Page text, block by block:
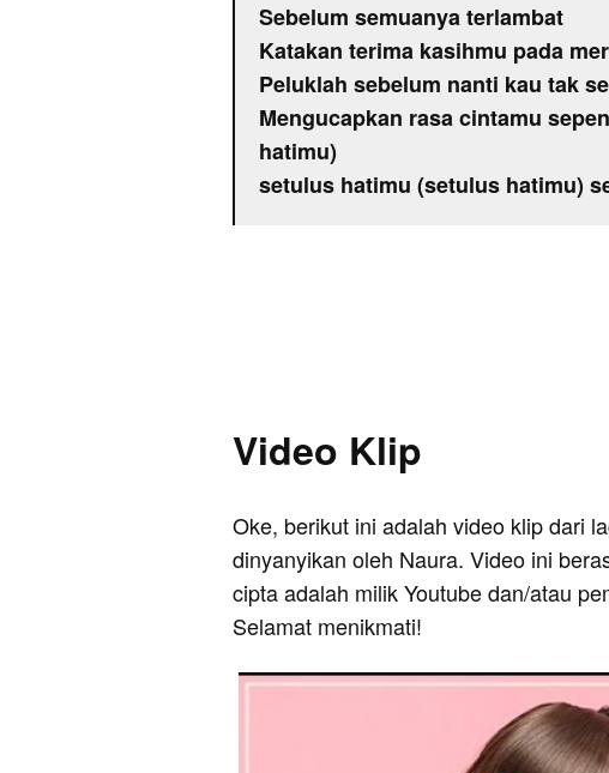
Sebelum semuanya terlambat
Katakan terima kasihmu pada
Peluklah sebelum nanti kau tak
Mengucapkan rasa cintamu
hatimu)
setulus hatimu (setulus hatimu)
Video Klip
Oke, berikut ini adalah video klip dari
dinyanyikan oleh Naura. Video ini
cipta adalah milik Youtube dan/atau
Selamat menikmati!